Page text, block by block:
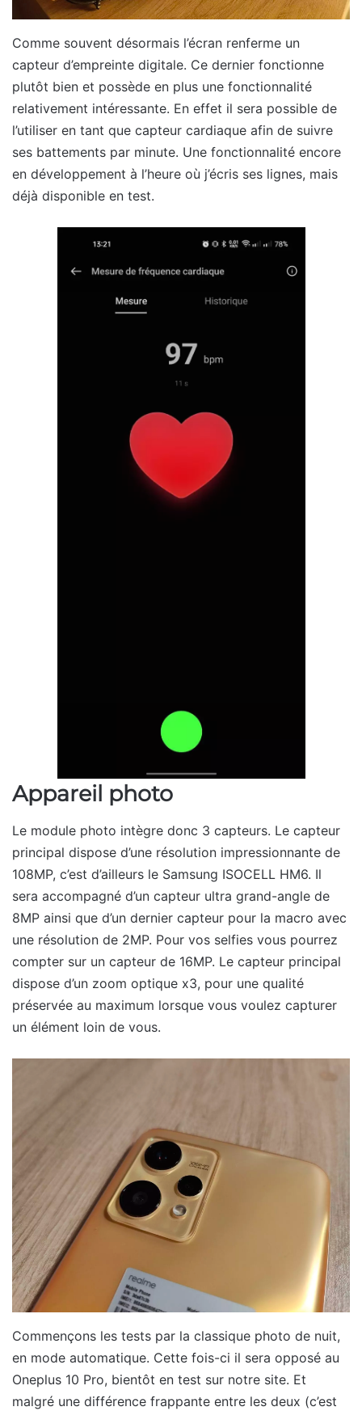
Comme souvent désormais l’écran renferme un
capteur d’empreinte digitale. Ce dernier fonctionne
plutôt bien et possède en plus une fonctionnalité
relativement intéressante. En effet il sera possible de
l’utiliser en tant que capteur cardiaque afin de suivre
ses battements par minute. Une fonctionnalité encore
en développement à l’heure où j’écris ses lignes, mais
déjà disponible en test.
Appareil photo
Le module photo intègre donc 3 capteurs. Le capteur
principal dispose d’une résolution impressionnante de
108MP, c’est d’ailleurs le Samsung ISOCELL HM6. Il
sera accompagné d’un capteur ultra grand-angle de
8MP ainsi que d’un dernier capteur pour la macro avec
une résolution de 2MP. Pour vos selfies vous pourrez
compter sur un capteur de 16MP. Le capteur principal
dispose d’un zoom optique x3, pour une qualité
préservée au maximum lorsque vous voulez capturer
un élément loin de vous.
Commençons les tests par la classique photo de nuit,
en mode automatique. Cette fois-ci il sera opposé au
Oneplus 10 Pro, bientôt en test sur notre site. Et
malgré une différence frappante entre les deux (c’est